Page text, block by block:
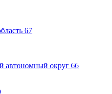
67
автономный округ 66